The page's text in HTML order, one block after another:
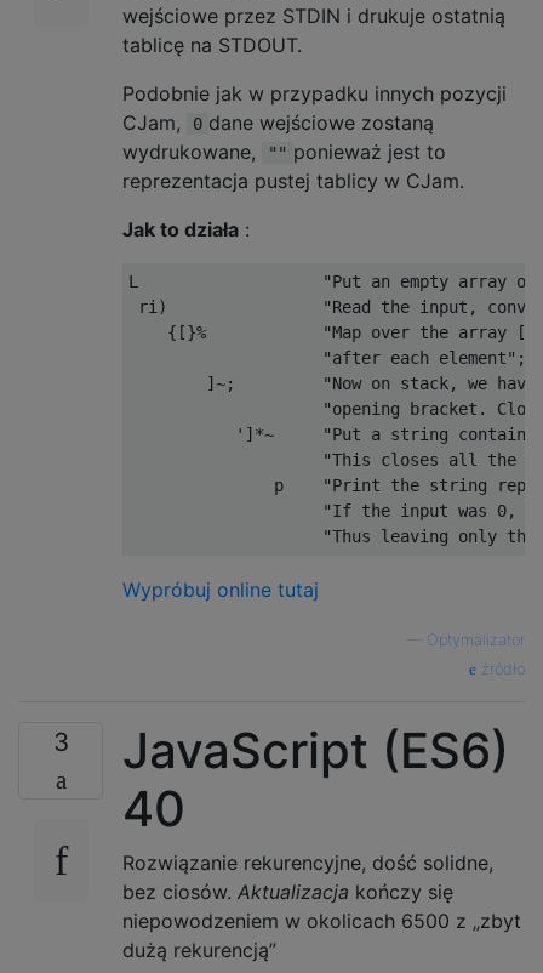
wejściowe przez STDIN i drukuje ostatnią
tablicę na STDOUT.
Podobnie jak w przypadku innych pozycji
CJam,
0 dane wejściowe zostaną
wydrukowane,
"" ponieważ jest to
reprezentacja pustej tablicy w CJam.
Jak to działa :
L                   "Put an empty array on
ri)                "Read the input,
{[}%            "Map over the array
                    "after each element";
]~;         "Now on stack, we
"opening bracket.
']*~     "Put a string
"This closes all the
p    "Print the string
"If the input was 0,
Wypróbuj online tutaj
Optymalizator
źródło
3
JavaScript (ES6)
40
Rozwiązanie rekurencyjne, dość solidne,
bez ciosów. Aktualizacja kończy się
niepowodzeniem w okolicach 6500 z „zbyt
dużą rekurencją”